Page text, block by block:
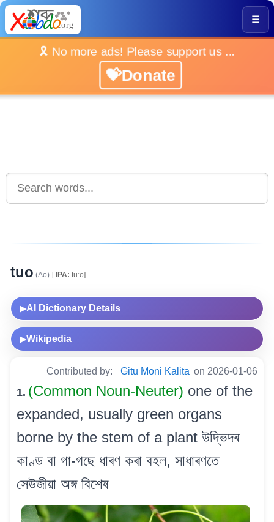
☰
🎗️ No more ads! Please support us ...
💝Donate
tuo (Ao) [IPA: tuːo]
▶AI Dictionary Details
▶Wikipedia
Contributed by: Gitu Moni Kalita on 2026-01-06
1. (Common Noun-Neuter) one of the
expanded, usually green organs
borne by the stem of a plant উদ্ভিদৰ
কাণ্ড বা গা-গছে ধাৰণ কৰা বহল, সাধাৰণতে
সেউজীয়া অঙ্গ বিশেষ